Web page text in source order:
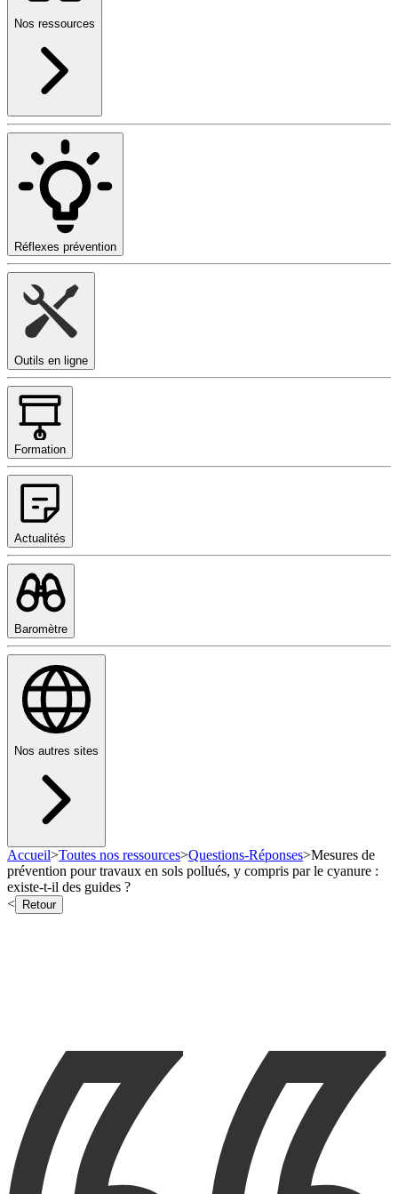
Nos ressources
Réflexes prévention
Outils en ligne
Formation
Actualités
Baromètre
Nos autres sites
Accueil>Toutes nos ressources>Questions-Réponses>Mesures de
prévention pour travaux en sols pollués, y compris par le cyanure :
existe-t-il des guides ?
<
Retour